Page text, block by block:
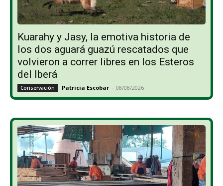
Kuarahy y Jasy, la emotiva historia de
los dos aguará guazú rescatados que
volvieron a correr libres en los Esteros
del Iberá
Conservación Patricia Escobar - 08/08/2026